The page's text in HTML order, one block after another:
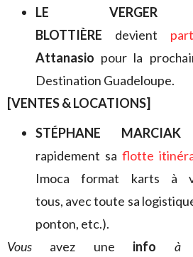
LE
BLOTTIÈRE devient
Attanasio pour la
Destination Guadeloupe.
[VENTES & LOCATIONS]
STÉPHANE
rapidement sa flotte
Imoca format karts à
tous, avec toute sa
ponton, etc.).
Vous avez une info à